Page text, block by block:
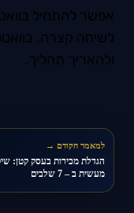
אפשר להתחיל
לשיחה קצרה.
ולהאריך תהליך.
למאמר הקודם →
הגדלת מכירות בעסק קטן:
מעשית ב – 7 שלבים